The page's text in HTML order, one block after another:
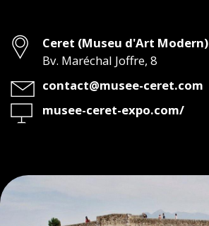
Adreça
Ceret (Museu d'Art Modern)
Bv. Maréchal Joffre, 8
Email
contact@musee-ceret.com
Web
musee-ceret-expo.com/